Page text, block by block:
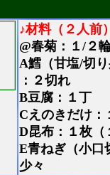
♪材料（２人前）
@春菊：１/２輪
A鱈（甘塩/切り
：２切れ
B豆腐：１丁
Cえのきだけ：
D昆布：１枚（
E青ねぎ（小口
少々